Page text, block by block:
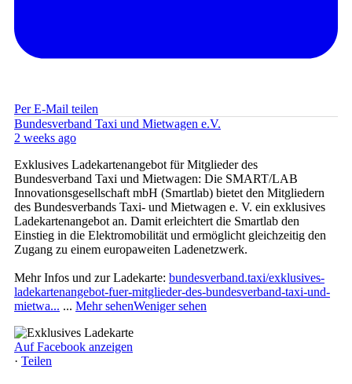
Per E-Mail teilen
Bundesverband Taxi und Mietwagen e.V.
2 weeks ago
Exklusives Ladekartenangebot für Mitglieder des
Bundesverband Taxi und Mietwagen: Die SMART/LAB
Innovationsgesellschaft mbH (Smartlab) bietet den Mitgliedern
des Bundesverbands Taxi- und Mietwagen e. V. ein exklusives
Ladekartenangebot an. Damit erleichtert die Smartlab den
Einstieg in die Elektromobilität und ermöglicht gleichzeitig den
Zugang zu einem europaweiten Ladenetzwerk.
Mehr Infos und zur Ladekarte: bundesverband.taxi/exklusives-
ladekartenangebot-fuer-mitglieder-des-bundesverband-taxi-und-
mietwa... ... Mehr sehenWeniger sehen
Auf Facebook anzeigen
· Teilen